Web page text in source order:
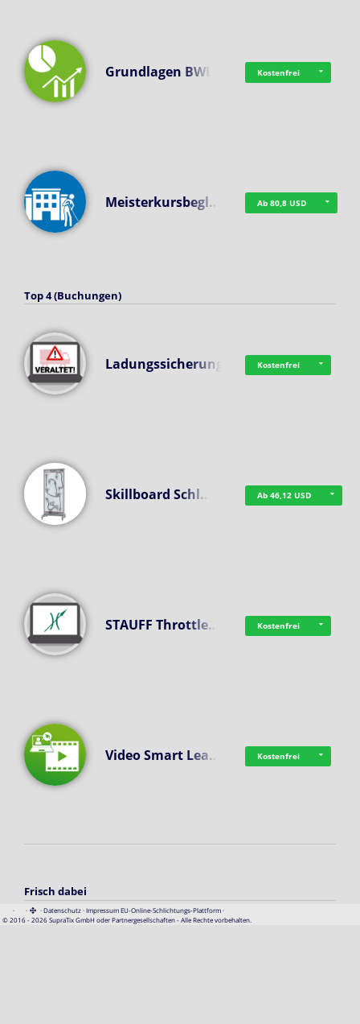
Grundlagen BWL Kostenfrei
Meisterkursbegl… Ab 80,8 USD
Top 4 (Buchungen)
Ladungssicherung Kostenfrei
Skillboard Schl… Ab 46,12 USD
STAUFF Throttle… Kostenfrei
Video Smart Lea… Kostenfrei
Frisch dabei
· · ·Datenschutz·Impressum EU-Online-Schlichtungs-Plattform·
© 2016 - 2026 SupraTix GmbH oder Partnergesellschaften - Alle Rechte vorbehalten.